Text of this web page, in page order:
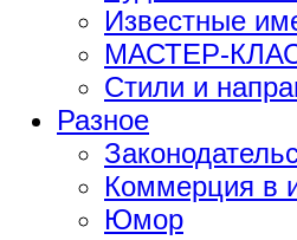
Известные
МАСТЕР-
Стили и
Разное
Коммерция в
Юмор